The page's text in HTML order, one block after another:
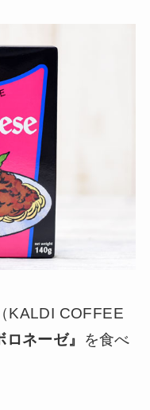
KALDI COFFEE
ロネーゼ』
を食べ